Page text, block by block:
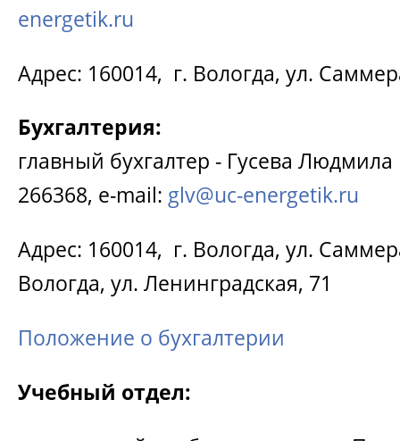
energetik.ru
Адрес: 160014, г. Вологда, ул.
Бухгалтерия:
главный бухгалтер - Гусева
266368, e-mail: glv@uc-energetik.ru
Адрес: 160014, г. Вологда, ул.
Вологда, ул. Ленинградская, 71
Положение о бухгалтерии
Учебный отдел: